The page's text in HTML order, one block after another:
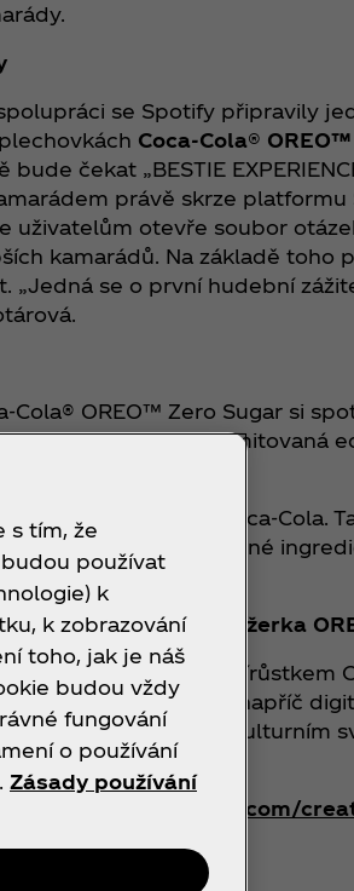
se Spotify připravily
Coca‑Cola®
bude čekat „BESTIE
právě skrze
uživatelům otevře soubor
kamarádů. Na základě toho
„Jedná se o první hudební
OREO™ Zero Sugar si
sušenkami OREO. Limitovaná
zásob.
spojí s nápojem
a OREO spojily své tajné
Žiaková, brand manažerka
je nejnovějším přírůstkem
a vytvářením zážitků napříč
s kreativním kulturním
na www.coca-cola.com/
s tím, že
používat
k
k zobrazování
toho, jak je náš
budou vždy
fungování
o používání
Zásady používání